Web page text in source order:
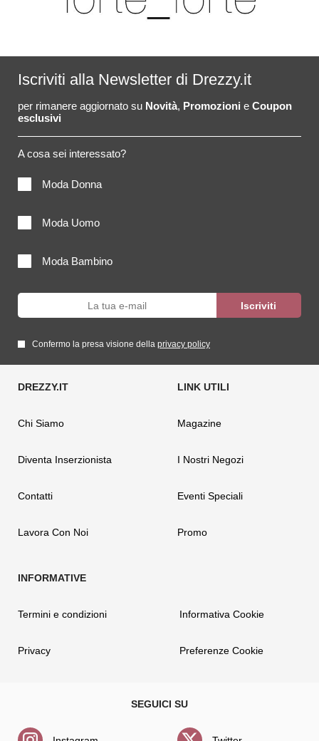
Iscriviti alla Newsletter di Drezzy.it
per rimanere aggiornato su Novità, Promozioni e Coupon
esclusivi
A cosa sei interessato?
Moda Donna
Moda Uomo
Moda Bambino
Confermo la presa visione della privacy policy
Chi Siamo
Diventa Inserzionista
Contatti
Lavora Con Noi
Magazine
I Nostri Negozi
Eventi Speciali
Promo
Termini e condizioni
Privacy
Informativa Cookie
Preferenze Cookie